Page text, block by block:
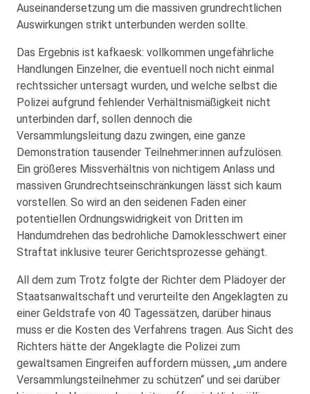
Auseinandersetzung um die massiven grundrechtlichen
Auswirkungen strikt unterbunden werden sollte.
Das Ergebnis ist kafkaesk: vollkommen ungefährliche
Handlungen Einzelner, die eventuell noch nicht einmal
rechtssicher untersagt wurden, und welche selbst die
Polizei aufgrund fehlender Verhältnismäßigkeit nicht
unterbinden darf, sollen dennoch die
Versammlungsleitung dazu zwingen, eine ganze
Demonstration tausender Teilnehmer:innen aufzulösen.
Ein größeres Missverhältnis von nichtigem Anlass und
massiven Grundrechtseinschränkungen lässt sich kaum
vorstellen. So wird an den seidenen Faden einer
potentiellen Ordnungswidrigkeit von Dritten im
Handumdrehen das bedrohliche Damoklesschwert einer
Straftat inklusive teurer Gerichtsprozesse gehängt.
All dem zum Trotz folgte der Richter dem Plädoyer der
Staatsanwaltschaft und verurteilte den Angeklagten zu
einer Geldstrafe von 40 Tagessätzen, darüber hinaus
muss er die Kosten des Verfahrens tragen. Aus Sicht des
Richters hätte der Angeklagte die Polizei zum
gewaltsamen Eingreifen auffordern müssen, „um andere
Versammlungsteilnehmer zu schützen“ und sei darüber